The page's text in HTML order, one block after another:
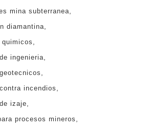
mina subterranea
diamantina
ingenieria
incendios
izaje
procesos mineros